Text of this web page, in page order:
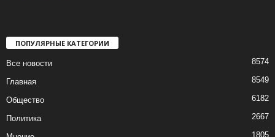
ПОПУЛЯРНЫЕ КАТЕГОРИИ
Все новости 8574
Главная 8549
Общество 6182
Политика 2667
1805